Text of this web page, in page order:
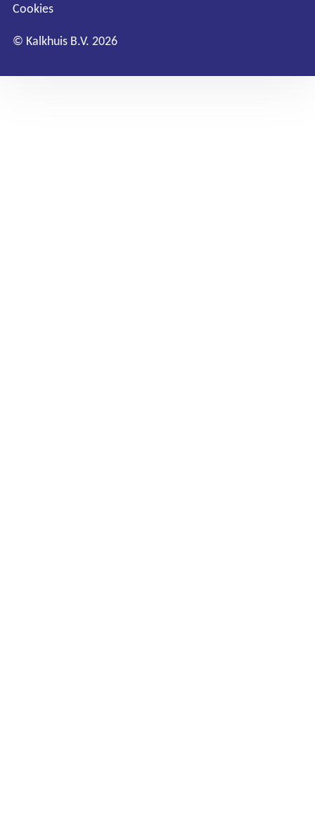
Cookies
© Kalkhuis B.V. 2026